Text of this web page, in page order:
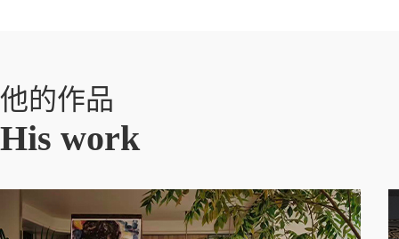
他的作品
His work